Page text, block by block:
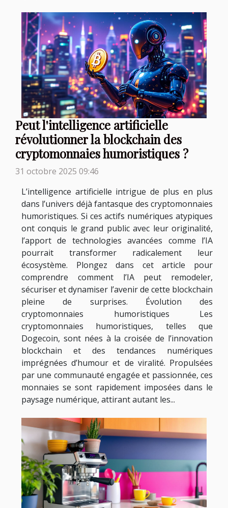
Peut l'intelligence artificielle
révolutionner la blockchain des
cryptomonnaies humoristiques ?
31 octobre 2025 09:46
L’intelligence artificielle intrigue de plus en plus
dans l’univers déjà fantasque des cryptomonnaies
humoristiques. Si ces actifs numériques atypiques
ont conquis le grand public avec leur originalité,
l’apport de technologies avancées comme l’IA
pourrait transformer radicalement leur
écosystème. Plongez dans cet article pour
comprendre comment l’IA peut remodeler,
sécuriser et dynamiser l’avenir de cette blockchain
pleine de surprises. Évolution des
cryptomonnaies humoristiques Les
cryptomonnaies humoristiques, telles que
Dogecoin, sont nées à la croisée de l’innovation
blockchain et des tendances numériques
imprégnées d’humour et de viralité. Propulsées
par une communauté engagée et passionnée, ces
monnaies se sont rapidement imposées dans le
paysage numérique, attirant autant les...